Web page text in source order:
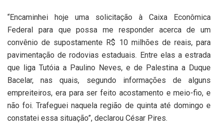
“Encaminhei hoje uma solicitação à Caixa Econômica
Federal para que possa me responder acerca de um
convênio de supostamente R$ 10 milhões de reais, para
pavimentação de rodovias estaduais. Entre elas a estrada
que liga Tutóia a Paulino Neves, e de Palestina a Duque
Bacelar, nas quais, segundo informações de alguns
empreiteiros, era para ser feito acostamento e meio-fio, e
não foi. Trafeguei naquela região de quinta até domingo e
constatei essa situação”, declarou César Pires.